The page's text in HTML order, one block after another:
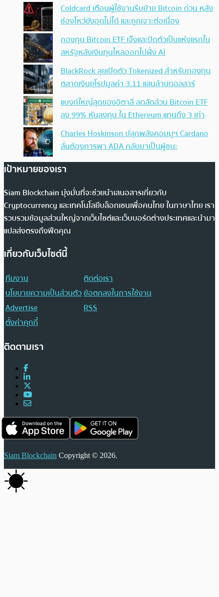
Coldcard เตือนผู้ใช้งานรีบย้าย Bitcoin ด่วน หลัง
ช่องโหว่ยังอุดไม่ได้ และถูกเจาะต่อเนื่อง
กองทุน Bitcoin ETF เจ๊งและปิดตัวเป็นแห่งแรกใน
สหรัฐหลังเงินทุนไหลออกไปฝั่ง AI
BlackRock ลุยเปิดตัว Tokenized สำหรับกองทุน
ตลาดเงินยุโรปมูลค่า 3.11 แสนล้านดอลลาร์
แบงก์ใหญ่สุดของอิตาลี ลดสัดส่วน Bitcoin ETF
ลง 99% หันลงทุน ใน Ethereum แทนถึง 3 เท่า
Charles Hoskinson ปลุกพลังคอมมูฯ Cardano
ลั่นต้องการพา ADA กลับมาเป็นผู้ชนะ
เป้าหมายของเรา
Siam Blockchain มุ่งมั่นที่จะช่วยนำเสนอสารเกี่ยวกับ
Cryptocurrency และเทคโนโลยีบล็อกเชนเพื่อคนไทย ในภาษาไทย เรา
รวบรวมข้อมูลส่วนใหญ่จากเว็บไซต์และเว็บบอร์ดต่างประเทศและนำมา
แปลส่งตรงถึงฟีดคุณ
เกี่ยวกับเว็บไซต์นี้
ทีมงาน
ติดต่อเรา
นโยบายความเป็นส่วนตัวข้อตกลงในการใช้งาน
Advertise
RSS
ตั้งค่าคุกกี้
ติดตามเรา
Siam Blockchain Copyright © 2026.